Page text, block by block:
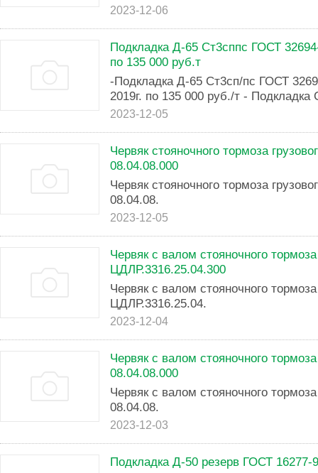
2023-12-06
Подкладка Д-65 Ст3сппс ГОСТ
по 135 000 руб.т
-Подкладка Д-65 Ст3сп/пс ГОСТ
2019г. по 135 000 руб./т - Подкладка
2023-12-05
Червяк стояночного тормоза
08.04.08.000
Червяк стояночного тормоза
08.04.08.
2023-12-05
Червяк с валом стояночного тормоза
ЦДЛР.3316.25.04.300
Червяк с валом стояночного тормоза
ЦДЛР.3316.25.04.
2023-12-04
Червяк с валом стояночного
08.04.08.000
Червяк с валом стояночного
08.04.08.
2023-12-03
Подкладка Д-50 резерв ГОСТ 16277-